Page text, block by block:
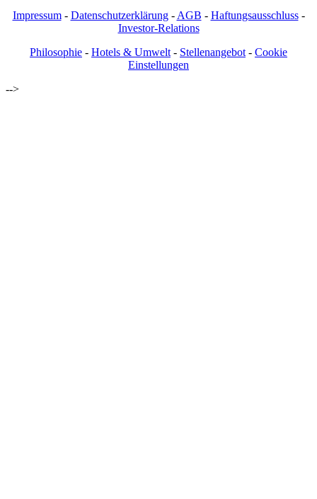
Impressum- Datenschutzerklärung- AGB - Haftungsausschluss-
Investor-Relations
Philosophie - Hotels & Umwelt - Stellenangebot - Cookie
Einstellungen
-->